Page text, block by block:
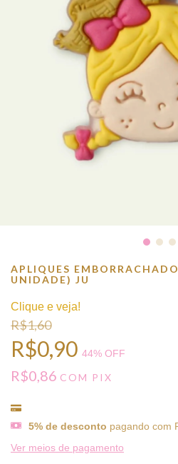
APLIQUES
UNIDADE) JU
Clique e veja!
R$1,60
R$0,90 44% OFF
R$0,86 COM PIX
5% de desconto pagando com
Ver meios de pagamento